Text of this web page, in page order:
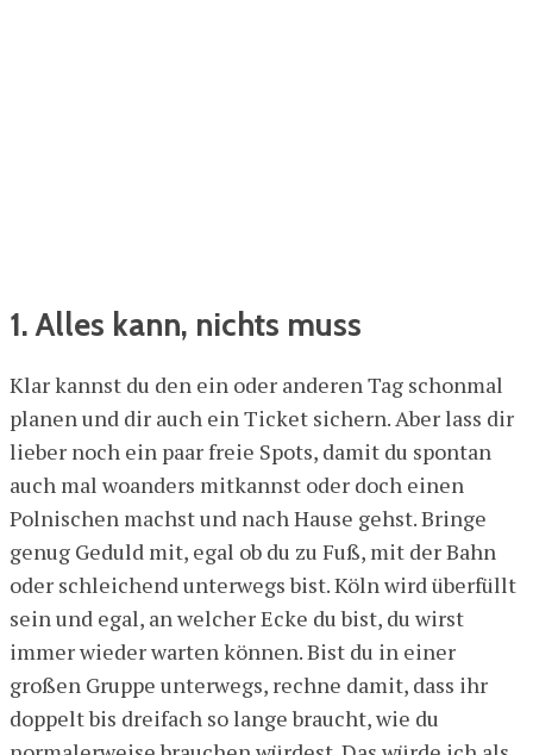
1. Alles kann, nichts muss
Klar kannst du den ein oder anderen Tag schonmal
planen und dir auch ein Ticket sichern. Aber lass dir
lieber noch ein paar freie Spots, damit du spontan
auch mal woanders mitkannst oder doch einen
Polnischen machst und nach Hause gehst. Bringe
genug Geduld mit, egal ob du zu Fuß, mit der Bahn
oder schleichend unterwegs bist. Köln wird überfüllt
sein und egal, an welcher Ecke du bist, du wirst
immer wieder warten können. Bist du in einer
großen Gruppe unterwegs, rechne damit, dass ihr
doppelt bis dreifach so lange braucht, wie du